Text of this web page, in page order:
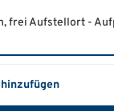
frei Aufstellort -